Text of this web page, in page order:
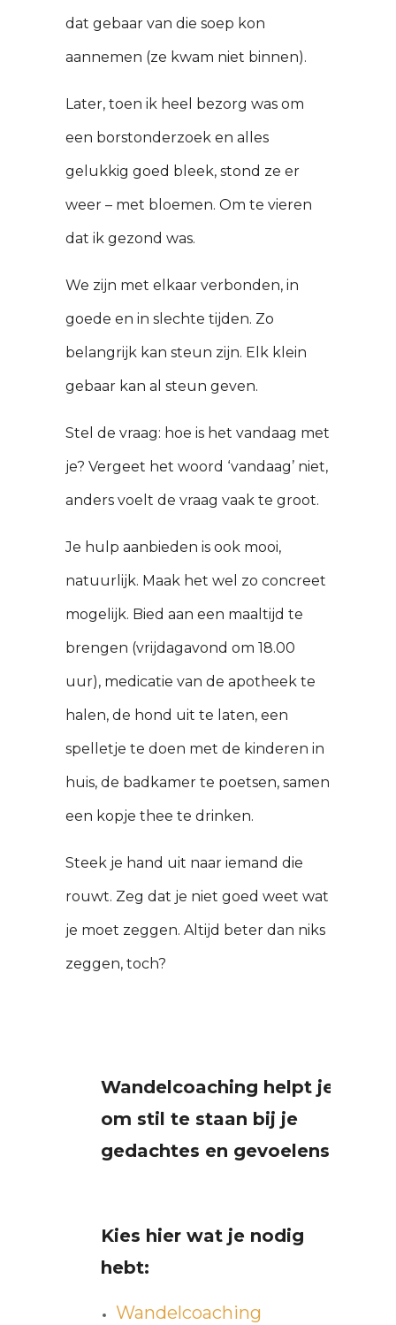
dat gebaar van die soep kon
aannemen (ze kwam niet binnen).
Later, toen ik heel bezorg was om
een borstonderzoek en alles
gelukkig goed bleek, stond ze er
weer – met bloemen. Om te vieren
dat ik gezond was.
We zijn met elkaar verbonden, in
goede en in slechte tijden. Zo
belangrijk kan steun zijn. Elk klein
gebaar kan al steun geven.
Stel de vraag: hoe is het vandaag met
je? Vergeet het woord ‘vandaag’ niet,
anders voelt de vraag vaak te groot.
Je hulp aanbieden is ook mooi,
natuurlijk. Maak het wel zo concreet
mogelijk. Bied aan een maaltijd te
brengen (vrijdagavond om 18.00
uur), medicatie van de apotheek te
halen, de hond uit te laten, een
spelletje te doen met de kinderen in
huis, de badkamer te poetsen, samen
een kopje thee te drinken.
Steek je hand uit naar iemand die
rouwt. Zeg dat je niet goed weet wat
je moet zeggen. Altijd beter dan niks
zeggen, toch?
Wandelcoaching helpt je
om stil te staan bij je
gedachtes en gevoelens.
Kies hier wat je nodig
hebt:
Wandelcoaching